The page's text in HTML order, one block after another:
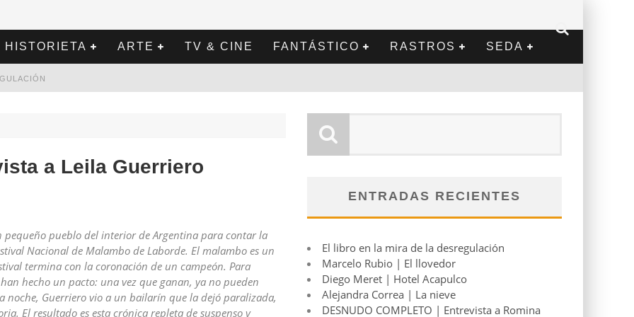
HISTORIETA ARTE TV & CINE FANTÁSTICO RASTROS SEDA
a Leila Guerriero
pequeño pueblo del interior de Argentina para contar la
Nacional de Malambo de Laborde. El malambo es un
termina con la coronación de un campeón. Para
hecho un pacto: una vez que ganan, ya no pueden
noche, Guerriero vio a un bailarín que la dejó paralizada,
El resultado es esta crónica repleta de suspenso y
ENTRADAS RECIENTES
El libro en la mira de la desregulación
Marcelo Rubio | El llovedor
Diego Meret | Hotel Acapulco
Alejandra Correa | La nieve
DESNUDO COMPLETO | Entrevista a Romina